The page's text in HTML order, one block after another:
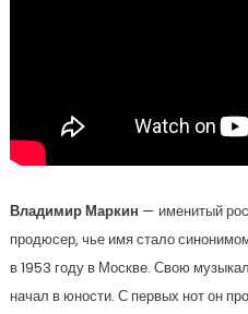
Владимир Маркин — именитый
продюсер, чье имя стало
в 1953 году в Москве. Свою
начал в юности. С первых нот он